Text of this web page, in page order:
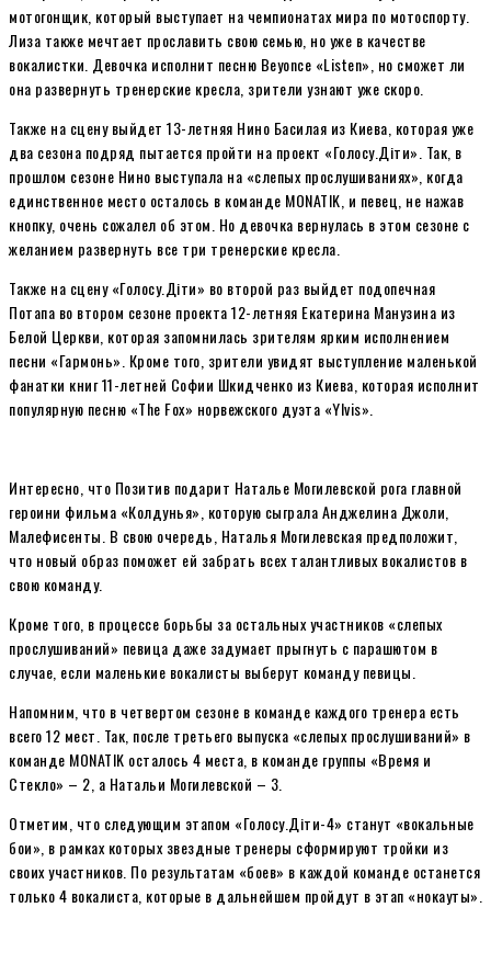
мотогонщик, который выступает на чемпионатах мира по мотоспорту.
Лиза также мечтает прославить свою семью, но уже в качестве
вокалистки. Девочка исполнит песню Beyonce «Listen», но сможет ли
она развернуть тренерские кресла, зрители узнают уже скоро.
Также на сцену выйдет 13-летняя Нино Басилая из Киева, которая уже
два сезона подряд пытается пройти на проект «Голосу.Діти». Так, в
прошлом сезоне Нино выступала на «слепых прослушиваниях», когда
единственное место осталось в команде MONATIK, и певец, не нажав
кнопку, очень сожалел об этом. Но девочка вернулась в этом сезоне с
желанием развернуть все три тренерские кресла.
Также на сцену «Голосу.Діти» во второй раз выйдет подопечная
Потапа во втором сезоне проекта 12-летняя Екатерина Манузина из
Белой Церкви, которая запомнилась зрителям ярким исполнением
песни «Гармонь». Кроме того, зрители увидят выступление маленькой
фанатки книг 11-летней Софии Шкидченко из Киева, которая исполнит
популярную песню «The Fox» норвежского дуэта «Ylvis».
Интересно, что Позитив подарит Наталье Могилевской рога главной
героини фильма «Колдунья», которую сыграла Анджелина Джоли,
Малефисенты. В свою очередь, Наталья Могилевская предположит,
что новый образ поможет ей забрать всех талантливых вокалистов в
свою команду.
Кроме того, в процессе борьбы за остальных участников «слепых
прослушиваний» певица даже задумает прыгнуть с парашютом в
случае, если маленькие вокалисты выберут команду певицы.
Напомним, что в четвертом сезоне в команде каждого тренера есть
всего 12 мест. Так, после третьего выпуска «слепых прослушиваний» в
команде MONATIK осталось 4 места, в команде группы «Время и
Стекло» – 2, а Натальи Могилевской – 3.
Отметим, что следующим этапом «Голосу.Діти-4» станут «вокальные
бои», в рамках которых звездные тренеры сформируют тройки из
своих участников. По результатам «боев» в каждой команде останется
только 4 вокалиста, которые в дальнейшем пройдут в этап «нокауты».